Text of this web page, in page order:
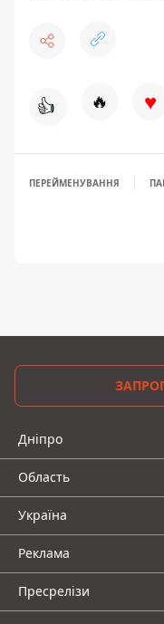
👍 🔥 ♥
ПЕРЕЙМЕНУВАННЯ
Дніпро
Область
Україна
Реклама
Пресрелізи